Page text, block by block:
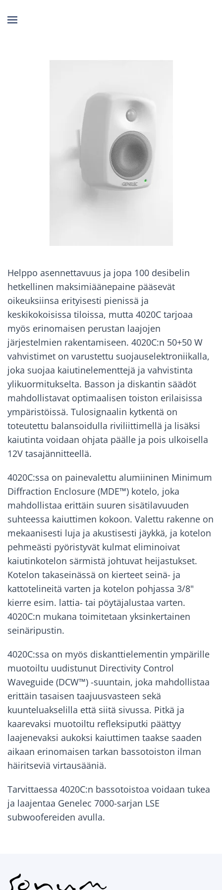
Helppo asennettavuus ja jopa 100 desibelin
hetkellinen maksimiäänepaine pääsevät
oikeuksiinsa erityisesti pienissä ja
keskikokoisissa tiloissa, mutta 4020C tarjoaa
myös erinomaisen perustan laajojen
järjestelmien rakentamiseen. 4020C:n 50+50 W
vahvistimet on varustettu suojauselektroniikalla,
joka suojaa kaiutinelementtejä ja vahvistinta
ylikuormitukselta. Basson ja diskantin säädöt
mahdollistavat optimaalisen toiston erilaisissa
ympäristöissä. Tulosignaalin kytkentä on
toteutettu balansoidulla riviliittimellä ja lisäksi
kaiutinta voidaan ohjata päälle ja pois ulkoisella
12V tasajännitteellä.
4020C:ssa on painevalettu alumiininen Minimum
Diffraction Enclosure (MDE™) kotelo, joka
mahdollistaa erittäin suuren sisätilavuuden
suhteessa kaiuttimen kokoon. Valettu rakenne on
mekaanisesti luja ja akustisesti jäykkä, ja kotelon
pehmeästi pyöristyvät kulmat eliminoivat
kaiutinkotelon särmistä johtuvat heijastukset.
Kotelon takaseinässä on kierteet seinä- ja
kattotelineitä varten ja kotelon pohjassa 3/8"
kierre esim. lattia- tai pöytäjalustaa varten.
4020C:n mukana toimitetaan yksinkertainen
seinäripustin.
4020C:ssa on myös diskanttielementin ympärille
muotoiltu uudistunut Directivity Control
Waveguide (DCW™) -suuntain, joka mahdollistaa
erittäin tasaisen taajuusvasteen sekä
kuunteluakselilla että siitä sivussa. Pitkä ja
kaarevaksi muotoiltu refleksiputki päättyy
laajenevaksi aukoksi kaiuttimen taakse saaden
aikaan erinomaisen tarkan bassotoiston ilman
häiritseviä virtausääniä.
Tarvittaessa 4020C:n bassotoistoa voidaan tukea
ja laajentaa Genelec 7000-sarjan LSE
subwoofereiden avulla.